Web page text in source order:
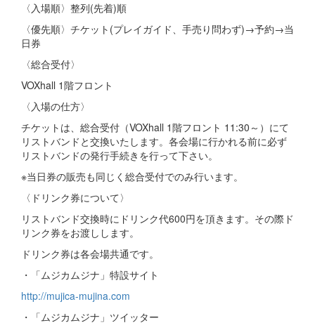
〈入場順〉整列(先着)順
〈優先順〉チケット(プレイガイド、手売り問わず)→予約→当
日券
〈総合受付〉
VOXhall 1階フロント
〈入場の仕方〉
チケットは、総合受付（VOXhall 1階フロント 11:30～）にて
リストバンドと交換いたします。各会場に行かれる前に必ず
リストバンドの発行手続きを行って下さい。
※当日券の販売も同じく総合受付でのみ行います。
〈ドリンク券について〉
リストバンド交換時にドリンク代600円を頂きます。その際ド
リンク券をお渡しします。
ドリンク券は各会場共通です。
・「ムジカムジナ」特設サイト
http://mujica-mujina.com
・「ムジカムジナ」ツイッター